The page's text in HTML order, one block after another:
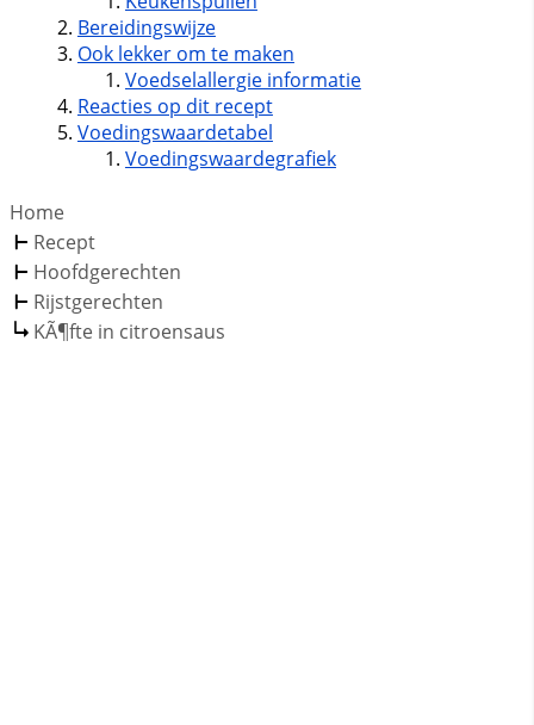
Bereidingswijze
Ook lekker om te maken
Voedselallergie informatie
Reacties op dit recept
Voedingswaardetabel
Voedingswaardegrafiek
Home
Recept
Hoofdgerechten
Rijstgerechten
KÃ¶fte in citroensaus